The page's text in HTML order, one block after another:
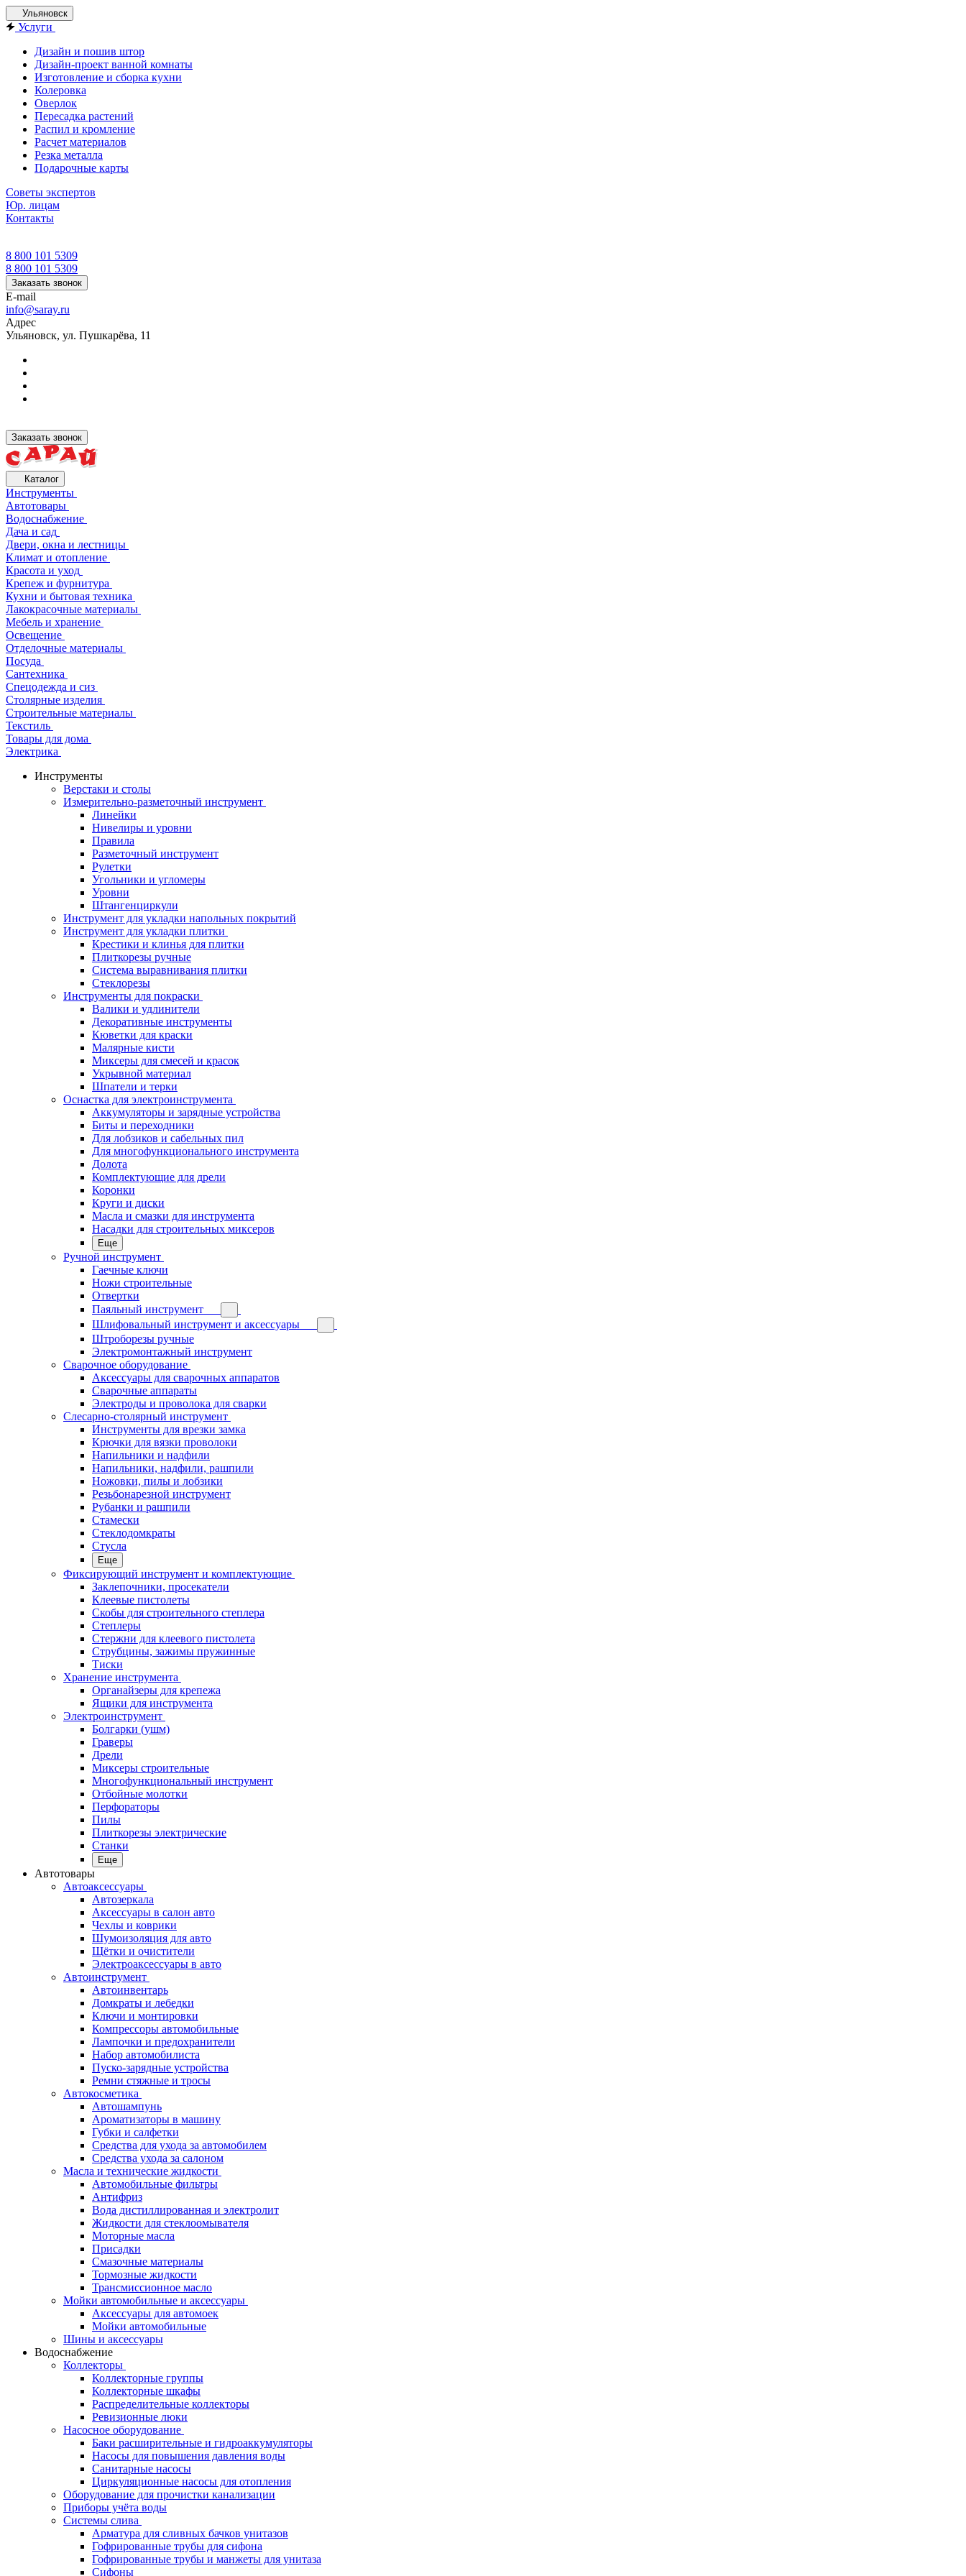
Ульяновск
Услуги
Дизайн и пошив штор
Дизайн-проект ванной комнаты
Изготовление и сборка кухни
Колеровка
Оверлок
Пересадка растений
Распил и кромление
Расчет материалов
Резка металла
Подарочные карты
Советы экспертов
Юр. лицам
Контакты
8 800 101 5309
8 800 101 5309
Заказать звонок
E-mail
info@saray.ru
Адрес
Ульяновск, ул. Пушкарёва, 11
Заказать звонок
Каталог
Инструменты
Автотовары
Водоснабжение
Дача и сад
Двери, окна и лестницы
Климат и отопление
Красота и уход
Крепеж и фурнитура
Кухни и бытовая техника
Лакокрасочные материалы
Мебель и хранение
Освещение
Отделочные материалы
Посуда
Сантехника
Спецодежда и сиз
Столярные изделия
Строительные материалы
Текстиль
Товары для дома
Электрика
Инструменты
Верстаки и столы
Измерительно-разметочный инструмент
Линейки
Нивелиры и уровни
Правила
Разметочный инструмент
Рулетки
Угольники и угломеры
Уровни
Штангенциркули
Инструмент для укладки напольных покрытий
Инструмент для укладки плитки
Крестики и клинья для плитки
Плиткорезы ручные
Система выравнивания плитки
Стеклорезы
Инструменты для покраски
Валики и удлинители
Декоративные инструменты
Кюветки для краски
Малярные кисти
Миксеры для смесей и красок
Укрывной материал
Шпатели и терки
Оснастка для электроинструмента
Аккумуляторы и зарядные устройства
Биты и переходники
Для лобзиков и сабельных пил
Для многофункционального инструмента
Долота
Комплектующие для дрели
Коронки
Круги и диски
Масла и смазки для инструмента
Насадки для строительных миксеров
Еще
Ручной инструмент
Гаечные ключи
Ножи строительные
Отвертки
Паяльный инструмент
Шлифовальный инструмент и аксессуары
Штроборезы ручные
Электромонтажный инструмент
Сварочное оборудование
Аксессуары для сварочных аппаратов
Сварочные аппараты
Электроды и проволока для сварки
Слесарно-столярный инструмент
Инструменты для врезки замка
Крючки для вязки проволоки
Напильники и надфили
Напильники, надфили, рашпили
Ножовки, пилы и лобзики
Резьбонарезной инструмент
Рубанки и рашпили
Стамески
Стеклодомкраты
Стусла
Еще
Фиксирующий инструмент и комплектующие
Заклепочники, просекатели
Клеевые пистолеты
Скобы для строительного степлера
Степлеры
Стержни для клеевого пистолета
Струбцины, зажимы пружинные
Тиски
Хранение инструмента
Органайзеры для крепежа
Ящики для инструмента
Электроинструмент
Болгарки (ушм)
Граверы
Дрели
Миксеры строительные
Многофункциональный инструмент
Отбойные молотки
Перфораторы
Пилы
Плиткорезы электрические
Станки
Еще
Автотовары
Автоаксессуары
Автозеркала
Аксессуары в салон авто
Чехлы и коврики
Шумоизоляция для авто
Щётки и очистители
Электроаксессуары в авто
Автоинструмент
Автоинвентарь
Домкраты и лебедки
Ключи и монтировки
Компрессоры автомобильные
Лампочки и предохранители
Набор автомобилиста
Пуско-зарядные устройства
Ремни стяжные и тросы
Автокосметика
Автошампунь
Ароматизаторы в машину
Губки и салфетки
Средства для ухода за автомобилем
Средства ухода за салоном
Масла и технические жидкости
Автомобильные фильтры
Антифриз
Вода дистиллированная и электролит
Жидкости для стеклоомывателя
Моторные масла
Присадки
Смазочные материалы
Тормозные жидкости
Трансмиссионное масло
Мойки автомобильные и аксессуары
Аксессуары для автомоек
Мойки автомобильные
Шины и аксессуары
Водоснабжение
Коллекторы
Коллекторные группы
Коллекторные шкафы
Распределительные коллекторы
Ревизионные люки
Насосное оборудование
Баки расширительные и гидроаккумуляторы
Насосы для повышения давления воды
Санитарные насосы
Циркуляционные насосы для отопления
Оборудование для прочистки канализации
Приборы учёта воды
Системы слива
Арматура для сливных бачков унитазов
Гофрированные трубы для сифона
Гофрированные трубы и манжеты для унитаза
Сифоны